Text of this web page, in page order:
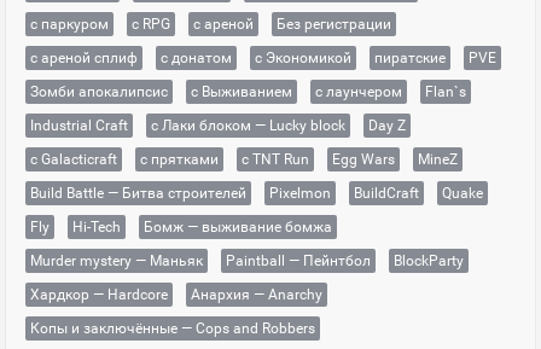
с паркуром
с RPG с ареной
Без регистрации
с ареной сплиф
с донатом с Экономикой пиратские
PVE
Зомби апокалипсис
с Выживанием с лаунчером
Flan`s
Industrial Craft
с Лаки блоком — Lucky block
Day Z
с Galacticraft
с прятками с TNT Run Egg Wars
MineZ
Build Battle — Битва строителей
Pixelmon BuildCraft
Quake
Fly
Hi-Tech
Бомж — выживание бомжа
Murder mystery — Маньяк
Paintball — Пейнтбол
BlockParty
Хардкор — Hardcore
Анархия — Anarchy
Копы и заключённые — Cops and Robbers